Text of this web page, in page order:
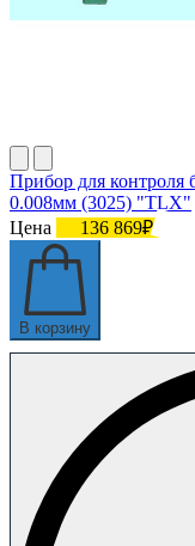
Прибор для контроля
0.008мм (3025) "TLX"
Цена
136 869₽
В корзину